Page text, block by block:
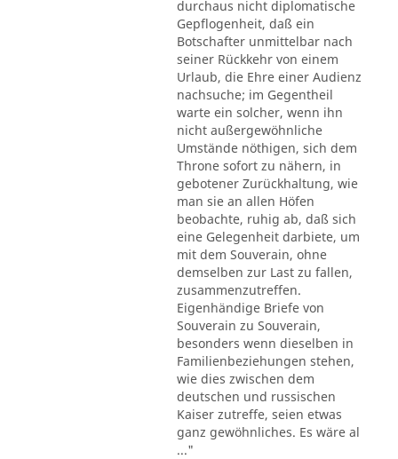
durchaus nicht diplomatische
Gepflogenheit, daß ein
Botschafter unmittelbar nach
seiner Rückkehr von einem
Urlaub, die Ehre einer Audienz
nachsuche; im Gegentheil
warte ein solcher, wenn ihn
nicht außergewöhnliche
Umstände nöthigen, sich dem
Throne sofort zu nähern, in
gebotener Zurückhaltung, wie
man sie an allen Höfen
beobachte, ruhig ab, daß sich
eine Gelegenheit darbiete, um
mit dem Souverain, ohne
demselben zur Last zu fallen,
zusammenzutreffen.
Eigenhändige Briefe von
Souverain zu Souverain,
besonders wenn dieselben in
Familienbeziehungen stehen,
wie dies zwischen dem
deutschen und russischen
Kaiser zutreffe, seien etwas
ganz gewöhnliches. Es wäre al
..."